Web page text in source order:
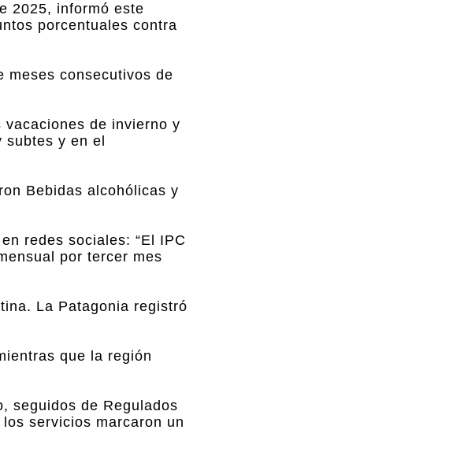
2025, informó este
porcentuales contra
meses consecutivos de
de invierno y
y en el
Bebidas alcohólicas y
redes sociales: “El IPC
por tercer mes
La Patagonia registró
que la región
seguidos de Regulados
servicios marcaron un